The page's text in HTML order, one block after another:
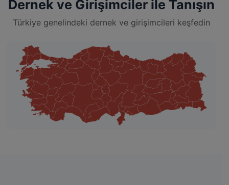
Dernek ve Girişimciler ile Tanışın
Türkiye genelindeki dernek ve girişimcileri keşfedin